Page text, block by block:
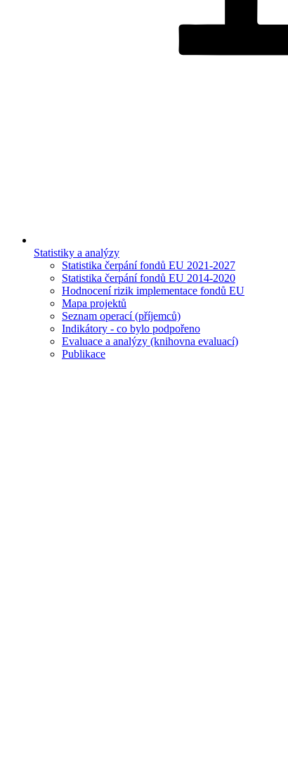
Statistiky a analýzy
Statistika čerpání fondů EU 2021-2027
Statistika čerpání fondů EU 2014-2020
Hodnocení rizik implementace fondů EU
Mapa projektů
Seznam operací (příjemců)
Indikátory - co bylo podpořeno
Evaluace a analýzy (knihovna evaluací)
Publikace